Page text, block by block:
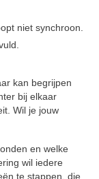
lijf’
niet synchroon.
kan begrijpen
bij elkaar
Wil je jouw
en welke
wil iedere
te stappen, die